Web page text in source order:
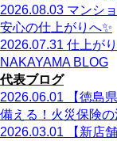
2026.08.03 マンシ
安心の仕上がりへ✨
2026.07.31 仕上が
NAKAYAMA BLOG
代表ブログ
2026.06.01
【徳島
備える！火災保険
2026.03.01
【新店